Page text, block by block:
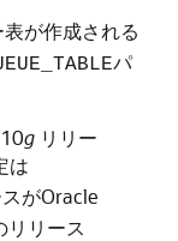
が作成される
パ
g リリー
は
がOracle
リリース